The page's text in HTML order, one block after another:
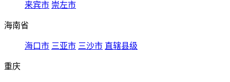
来宾市 崇左市
海南省
海口市 三亚市 三沙市 直辖县级
重庆